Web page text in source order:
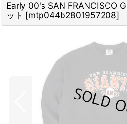
Early 00's SAN FRANCISCO
ット [mtp044b2801957208]